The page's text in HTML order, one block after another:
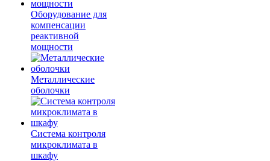
Оборудование для
компенсации
реактивной
мощности
Металлические
оболочки
Система контроля
микроклимата в
шкафу